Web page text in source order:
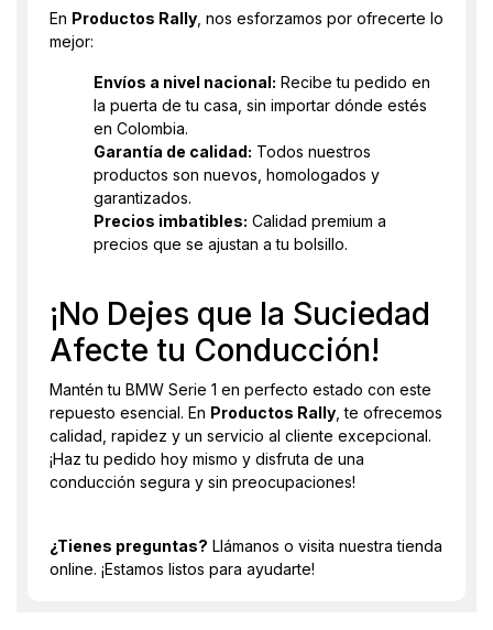
En Productos Rally , nos esforzamos por ofrecerte lo
mejor:
Envíos a nivel nacional: Recibe tu pedido en
la puerta de tu casa, sin importar dónde estés
en Colombia.
Garantía de calidad: Todos nuestros
productos son nuevos, homologados y
garantizados.
Precios imbatibles: Calidad premium a
precios que se ajustan a tu bolsillo.
¡No Dejes que la Suciedad
Afecte tu Conducción!
Mantén tu BMW Serie 1 en perfecto estado con este
repuesto esencial. En Productos Rally , te ofrecemos
calidad, rapidez y un servicio al cliente excepcional.
¡Haz tu pedido hoy mismo y disfruta de una
conducción segura y sin preocupaciones!
¿Tienes preguntas? Llámanos o visita nuestra tienda
online. ¡Estamos listos para ayudarte!